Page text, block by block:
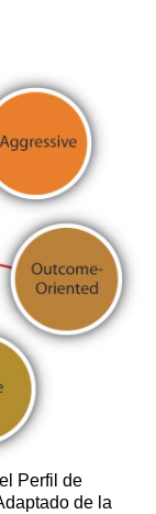
Perfil de
de la